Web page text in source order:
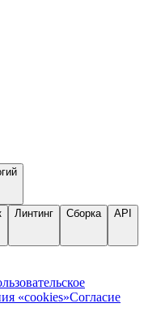
Линтинг Сборка API
«cookies»Согласие